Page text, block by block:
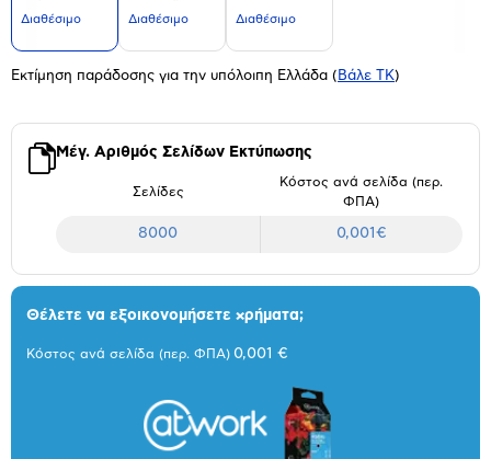
Διαθέσιμο Διαθέσιμο Διαθέσιμο
Εκτίμηση παράδοσης για την υπόλοιπη Ελλάδα ( Βάλε ΤΚ)
Μέγ. Αριθμός Σελίδων Εκτύπωσης
Σελίδες
Κόστος ανά σελίδα (περ.
ΦΠΑ)
8000 0,001€
Θέλετε να εξοικονομήσετε χρήματα;
Κόστος ανά σελίδα (περ. ΦΠΑ) 0,001 €